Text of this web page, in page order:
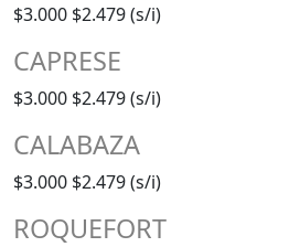
$3.000 $2.479 (s/i)
CAPRESE
$3.000 $2.479 (s/i)
CALABAZA
$3.000 $2.479 (s/i)
ROQUEFORT